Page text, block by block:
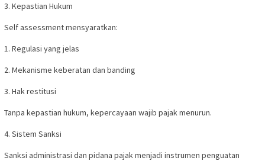
3. Kepastian Hukum
Self assessment mensyaratkan:
1. Regulasi yang jelas
2. Mekanisme keberatan dan banding
3. Hak restitusi
Tanpa kepastian hukum, kepercayaan wajib pajak menurun.
4. Sistem Sanksi
Sanksi administrasi dan pidana pajak menjadi instrumen penguatan